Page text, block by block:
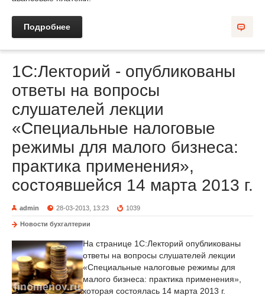
Подробнее
1С:Лекторий - опубликованы
ответы на вопросы
слушателей лекции
«Специальные налоговые
режимы для малого бизнеса:
практика применения»,
состоявшейся 14 марта 2013 г.
admin 28-03-2013, 13:23 1039
Новости бухгалтерии
На странице 1С:Лекторий опубликованы
ответы на вопросы слушателей лекции
«Специальные налоговые режимы для
малого бизнеса: практика применения»,
которая состоялась 14 марта 2013 г.